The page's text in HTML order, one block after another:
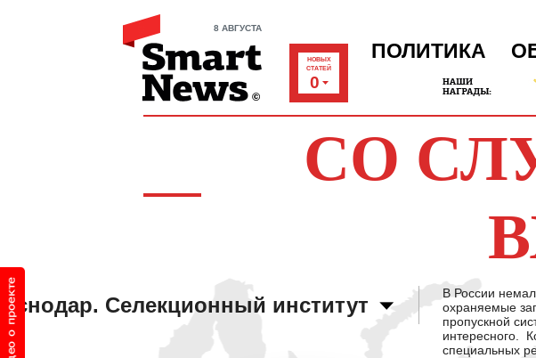
8 АВГУСТА
НОВЫХ
СТАТЕЙ
0
ПОЛИТИКА
СО
В России
охраняемые
пропускной
интересного.
специальных
Селекционный институт